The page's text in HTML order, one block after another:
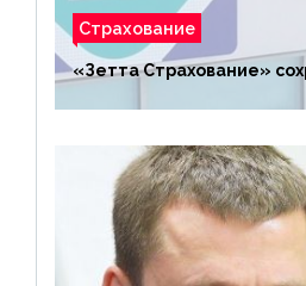
Страхование
«Зетта Страхование»